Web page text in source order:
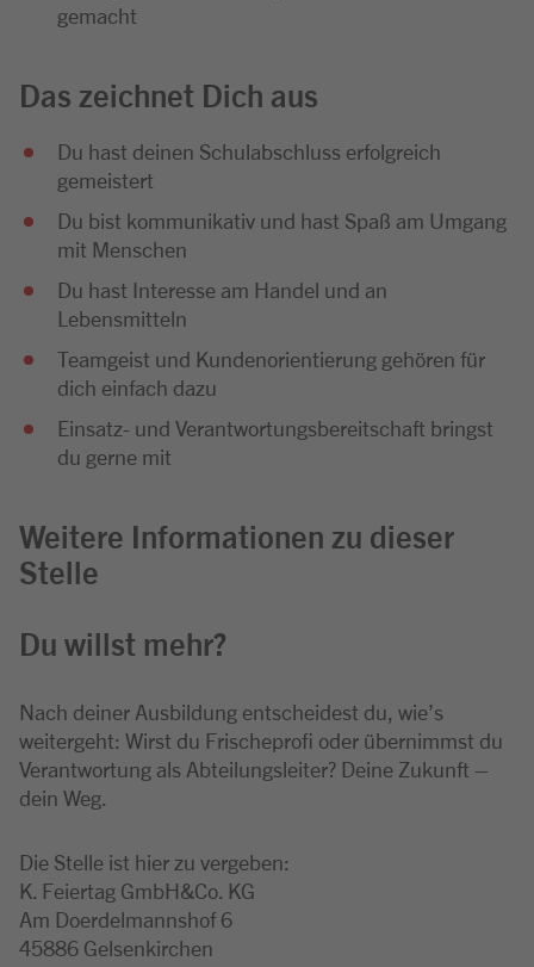
gemacht
Das zeichnet Dich aus
Du hast deinen Schulabschluss erfolgreich
gemeistert
Du bist kommunikativ und hast Spaß am Umgang
mit Menschen
Du hast Interesse am Handel und an
Lebensmitteln
Teamgeist und Kundenorientierung gehören für
dich einfach dazu
Einsatz- und Verantwortungsbereitschaft bringst
du gerne mit
Weitere Informationen zu dieser
Stelle
Du willst mehr?
Nach deiner Ausbildung entscheidest du, wie’s
weitergeht: Wirst du Frischeprofi oder übernimmst du
Verantwortung als Abteilungsleiter? Deine Zukunft –
dein Weg.
Die Stelle ist hier zu vergeben:
K. Feiertag GmbH&Co. KG
Am Doerdelmannshof 6
45886 Gelsenkirchen